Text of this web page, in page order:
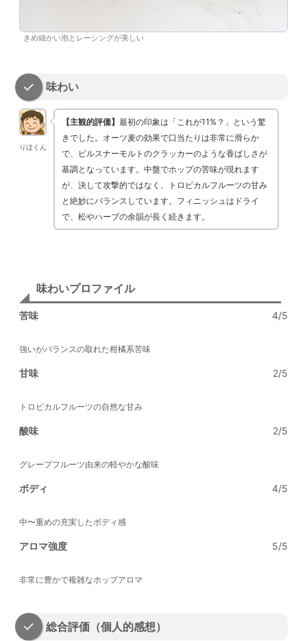
きめ細かい泡とレーシングが美しい
味わい
りほくん
【主観的評価】 最初の印象は「これが11%？」という驚
きでした。オーツ麦の効果で口当たりは非常に滑らか
で、ピルスナーモルトのクラッカーのような香ばしさが
基調となっています。中盤でホップの苦味が現れます
が、決して攻撃的ではなく、トロピカルフルーツの甘み
と絶妙にバランスしています。フィニッシュはドライ
で、松やハーブの余韻が長く続きます。
味わいプロファイル
苦味 4/5
強いがバランスの取れた柑橘系苦味
甘味 2/5
トロピカルフルーツの自然な甘み
酸味 2/5
グレープフルーツ由来の軽やかな酸味
ボディ 4/5
中〜重めの充実したボディ感
アロマ強度 5/5
非常に豊かで複雑なホップアロマ
総合評価（個人的感想）